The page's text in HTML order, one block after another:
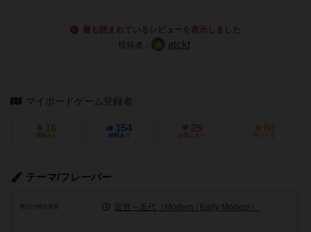
最も読まれているレビューを表示しました
投稿者：
atckt
マイボードゲーム登録者
16
興味あり
154
経験あり
25
お気に入り
84
持ってる
テーマ/フレーバー
舞台の時代背景 近世～近代（Modern / Early Modern）